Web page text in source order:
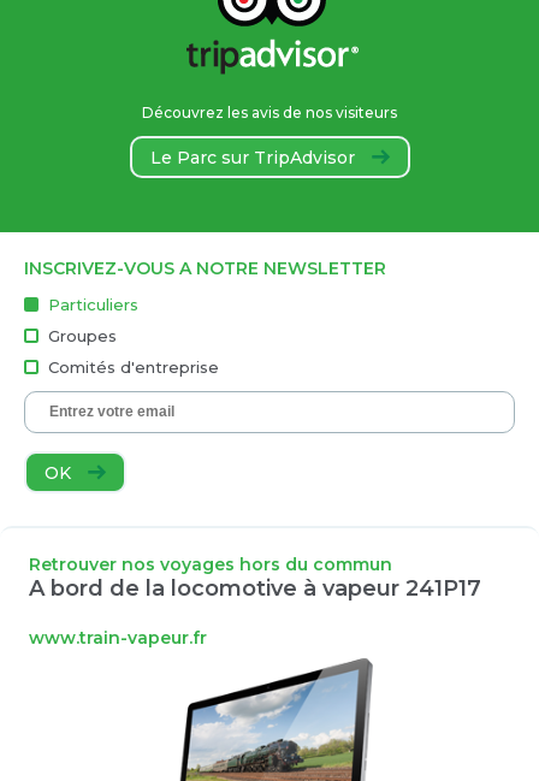
Découvrez les avis de nos visiteurs
Le Parc sur TripAdvisor
INSCRIVEZ-VOUS A NOTRE NEWSLETTER
Particuliers
Groupes
Comités d'entreprise
OK
Retrouver nos voyages hors du commun
A bord de la locomotive à vapeur 241P17
www.train-vapeur.fr